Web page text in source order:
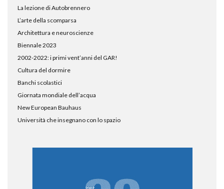
La lezione di Autobrennero
L’arte della scomparsa
Architettura e neuroscienze
Biennale 2023
2002-2022: i primi vent’anni del GAR!
Cultura del dormire
Banchi scolastici
Giornata mondiale dell’acqua
New European Bauhaus
Università che insegnano con lo spazio